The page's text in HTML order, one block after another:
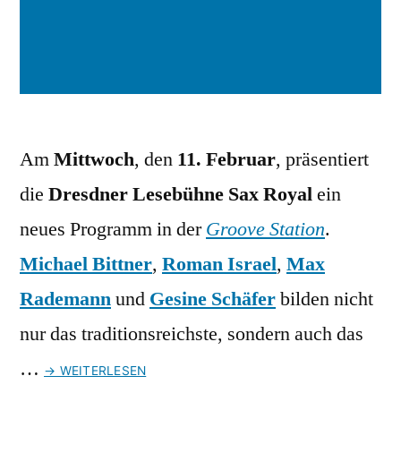
AmMittwoch, den 11. Februar, präsentiert
die Dresdner Lesebühne Sax Royalein
neues Programm in derGroove Station.
Michael Bittner, Roman Israel, Max
Rademannund Gesine Schäferbilden nicht
nur das traditionsreichste, sondern auch das
… → WEITERLESEN